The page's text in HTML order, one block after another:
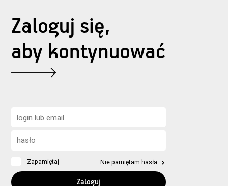
Zaloguj się,
aby kontynuować
Zapamiętaj Nie pamiętam hasła